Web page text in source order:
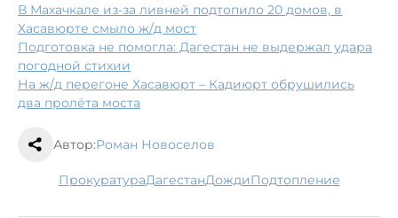
В Махачкале из-за ливней подтопило 20 домов, в
Хасавюрте смыло ж/д мост
Подготовка не помогла: Дагестан не выдержал удара
погодной стихии
На ж/д перегоне Хасавюрт – Кадиюрт обрушились
два пролёта моста
Автор:Роман Новоселов
прокуратура Дагестан дожди подтопление